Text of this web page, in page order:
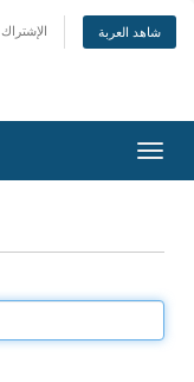
الإشتراك شاهد العربة